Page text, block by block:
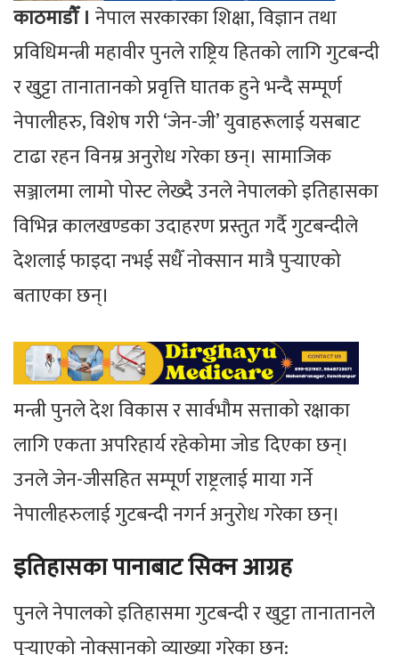
काठमाडौँ । नेपाल सरकारका शिक्षा, विज्ञान तथा
प्रविधिमन्त्री महावीर पुनले राष्ट्रिय हितको लागि गुटबन्दी
र खुट्टा तानातानको प्रवृत्ति घातक हुने भन्दै सम्पूर्ण
नेपालीहरु, विशेष गरी ‘जेन-जी’ युवाहरूलाई यसबाट
टाढा रहन विनम्र अनुरोध गरेका छन्। सामाजिक
सञ्जालमा लामो पोस्ट लेख्दै उनले नेपालको इतिहासका
विभिन्न कालखण्डका उदाहरण प्रस्तुत गर्दै गुटबन्दीले
देशलाई फाइदा नभई सधैँ नोक्सान मात्रै पुर्‍याएको
बताएका छन्।
मन्त्री पुनले देश विकास र सार्वभौम सत्ताको रक्षाका
लागि एकता अपरिहार्य रहेकोमा जोड दिएका छन्।
उनले जेन-जीसहित सम्पूर्ण राष्ट्रलाई माया गर्ने
नेपालीहरुलाई गुटबन्दी नगर्न अनुरोध गरेका छन्।
इतिहासका पानाबाट सिक्न आग्रह
पुनले नेपालको इतिहासमा गुटबन्दी र खुट्टा तानातानले
पुर्‍याएको नोक्सानको व्याख्या गरेका छन्: